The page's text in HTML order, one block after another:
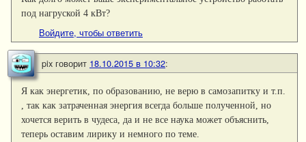
под нагруской 4 кВт?
Войдите, чтобы ответить
pix говорит 18.10.2015 в 10:32:
Я как энергетик, по образованию, не верю в самозапитку и т.п.
, так как затраченная энергия всегда больше полученной, но
хочется верить в чудеса, да и не все наука может объяснить,
теперь оставим лирику и немного по теме.